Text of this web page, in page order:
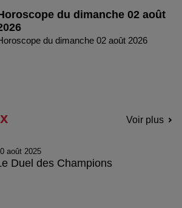
du dimanche 02 août
du dimanche 02 août 2026
Voir plus
août 2025
Duel des Champions